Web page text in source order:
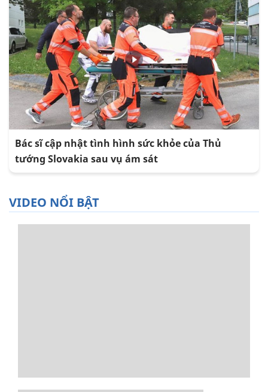
Bác sĩ cập nhật tình hình sức khỏe của Thủ
tướng Slovakia sau vụ ám sát
VIDEO NỔI BẬT